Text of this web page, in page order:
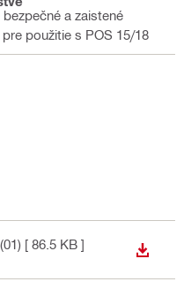
a zaistené
pre použitie s POS 15/18
[ 86.5 KB ]